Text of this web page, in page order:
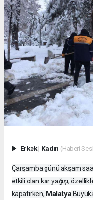
Erkek| Kadın (Haberi
Çarşamba günü akşam
etkili olan kar yağışı,
kapatırken, Malatya